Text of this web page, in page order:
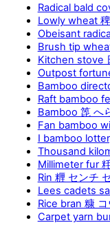
Radical bald
Lowly wheat
Obeisant
Brush tip
Kitchen stove
Outpost
Bamboo
Raft bamboo
Bamboo 箆 へ
Fan bamboo
I bamboo
Thousand
Millimeter fur
Rin 糎 センチ
Lees cadets
Rice bran 糠
Carpet yarn